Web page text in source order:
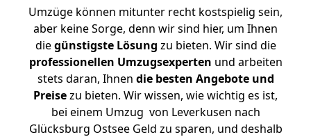
Umzüge können mitunter recht kostspielig sein,
aber keine Sorge, denn wir sind hier, um Ihnen
diegünstigste Lösung zu bieten. Wir sind die
professionellen Umzugsexperten und arbeiten
stets daran, Ihnen die besten Angebote und
Preisezu bieten. Wir wissen, wie wichtig es ist,
bei einem Umzug von Leverkusen nach
Glücksburg Ostsee Geld zu sparen, und deshalb